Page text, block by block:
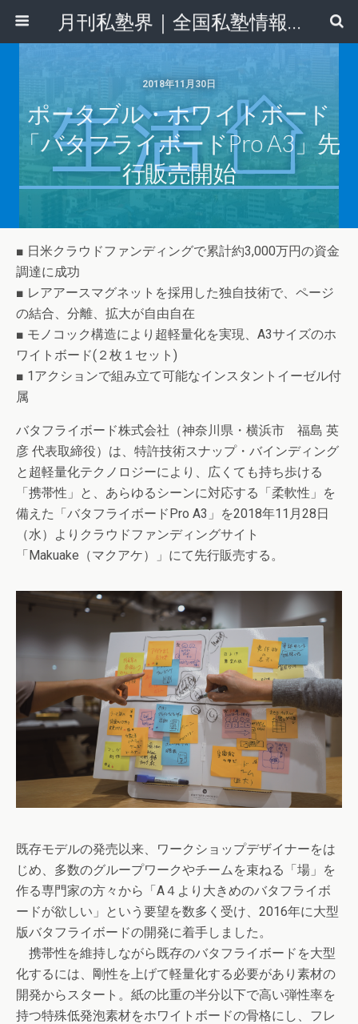
月刊私塾界｜全国私塾情報センター
2018年11月30日
ポータブル・ホワイトボード
「バタフライボードPro A3」先
行販売開始
■ 日米クラウドファンディングで累計約3,000万円の資金
調達に成功
■ レアアースマグネットを採用した独自技術で、ページ
の結合、分離、拡大が自由自在
■ モノコック構造により超軽量化を実現、A3サイズのホ
ワイトボード(２枚１セット)
■ 1アクションで組み立て可能なインスタントイーゼル付
属
バタフライボード株式会社（神奈川県・横浜市 福島 英
彦 代表取締役）は、特許技術スナップ・バインディング
と超軽量化テクノロジーにより、広くても持ち歩ける
「携帯性」と、あらゆるシーンに対応する「柔軟性」を
備えた「バタフライボードPro A3」を2018年11月28日
（水）よりクラウドファンディングサイト
「Makuake（マクアケ）」にて先行販売する。
既存モデルの発売以来、ワークショップデザイナーをは
じめ、多数のグループワークやチームを束ねる「場」を
作る専門家の方々から「A４より大きめのバタフライボ
ードが欲しい」という要望を数多く受け、2016年に大型
版バタフライボードの開発に着手しました。
携帯性を維持しながら既存のバタフライボードを大型
化するには、剛性を上げて軽量化する必要があり素材の
開発からスタート。紙の比重の半分以下で高い弾性率を
持つ特殊低発泡素材をホワイトボードの骨格にし、フレ